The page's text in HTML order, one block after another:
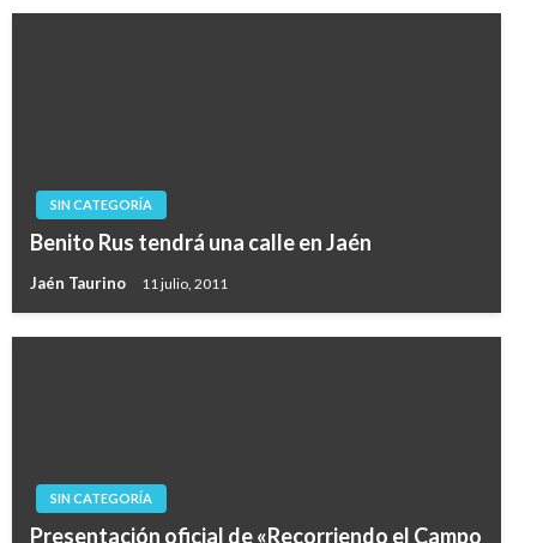
SIN CATEGORÍA
Benito Rus tendrá una calle en Jaén
Jaén Taurino 11 julio, 2011
SIN CATEGORÍA
Presentación oficial de «Recorriendo el Campo